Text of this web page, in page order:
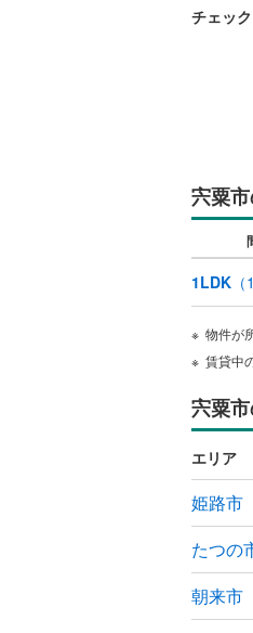
チェッ
宍粟
1LDK （1
物件が
賃貸中
宍粟
エリア
姫路市
たつの
朝来市